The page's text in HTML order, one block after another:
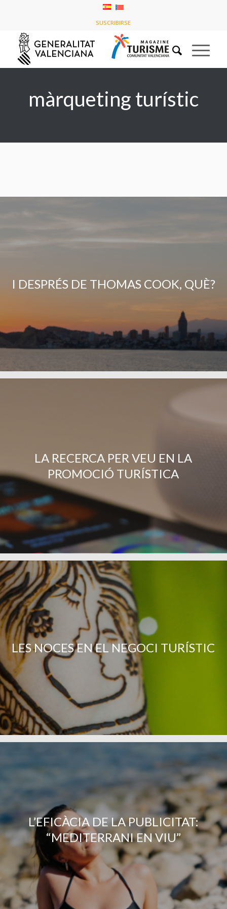
SUSCRIBIRSE
màrqueting turístic
I DESPRÉS DE THOMAS COOK, QUÈ?
LA RECERCA PER VEU EN LA
PROMOCIÓ TURÍSTICA
LES NOCES EN EL NEGOCI TURÍSTIC
L’EFICÀCIA DE LA PUBLICITAT:
“MEDITERRANI EN VIU”